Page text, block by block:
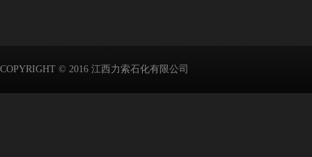
COPYRIGHT © 2016 江西力索石化有限公司